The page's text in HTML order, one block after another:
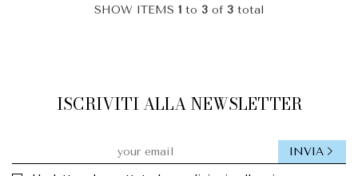
SHOW ITEMS 1 to 3 of 3 total
ISCRIVITI ALLA NEWSLETTER
INVIA